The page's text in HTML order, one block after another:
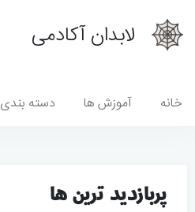
لابدان آکادمی
خانه آموزش ها دسته بندی
پربازدید ترین ها